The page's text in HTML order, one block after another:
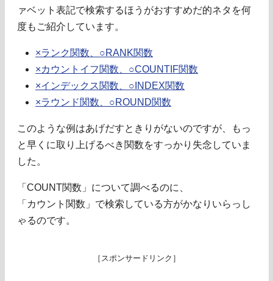
ァベット表記で検索するほうがおすすめだ的ネタを何
度もご紹介しています。
×ランク関数、○RANK関数
×カウントイフ関数、○COUNTIF関数
×インデックス関数、○INDEX関数
×ラウンド関数、○ROUND関数
このような例はあげだすときりがないのですが、もっ
と早くに取り上げるべき関数をすっかり失念していま
した。
「COUNT関数」について調べるのに、
「カウント関数」で検索している方がかなりいらっし
ゃるのです。
［スポンサードリンク］